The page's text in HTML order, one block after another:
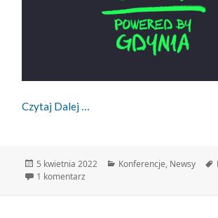
Czytaj Dalej
Data
publikacji
5 kwietnia 2022 Kategorie
Konferencje, Newsy
1 komentarz